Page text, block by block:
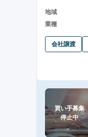
地域
業種
会社譲渡
買い手募集
停止中